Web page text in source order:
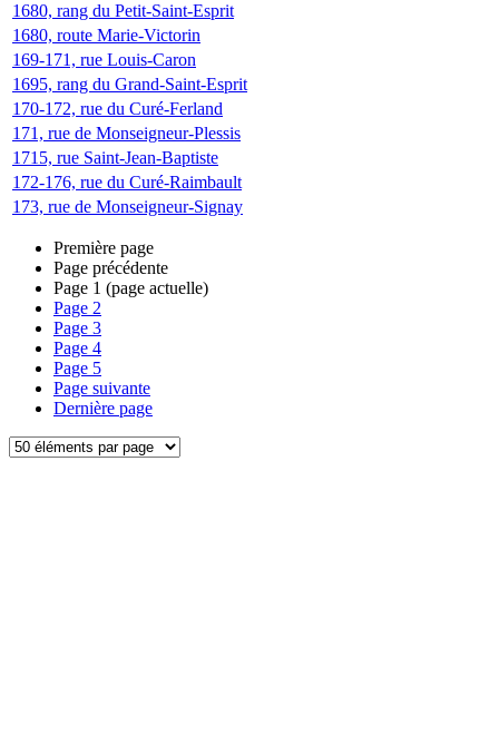
1680, rang du Petit-Saint-Esprit
1680, route Marie-Victorin
169-171, rue Louis-Caron
1695, rang du Grand-Saint-Esprit
170-172, rue du Curé-Ferland
171, rue de Monseigneur-Plessis
1715, rue Saint-Jean-Baptiste
172-176, rue du Curé-Raimbault
173, rue de Monseigneur-Signay
Première page
Page précédente
Page 1 (page actuelle)
Page 2
Page 3
Page 4
Page 5
Page suivante
Dernière page